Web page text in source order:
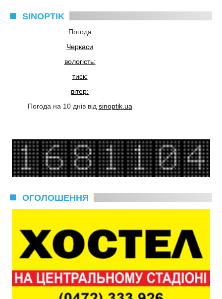
SINOPTIK
Погода
Черкаси
вологість:
тиск:
вітер:
Погода на 10 днів від sinoptik.ua
ОГОЛОШЕННЯ